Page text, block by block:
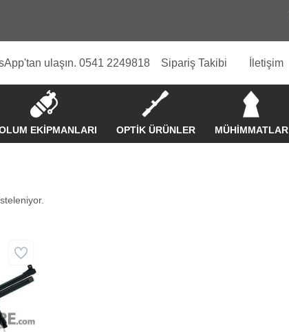
ulaşın. 0541 2249818 Sipariş Takibi İletişim
EKİPMANLARI OPTİK ÜRÜNLER MÜHİMMATLAR